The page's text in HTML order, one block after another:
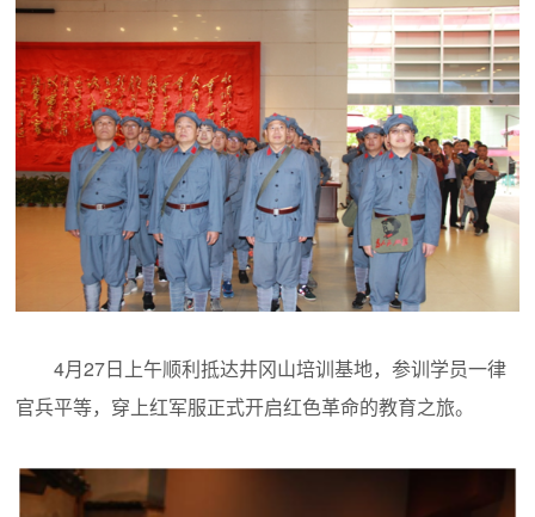
4月27日上午顺利抵达井冈山培训基地，参训学员一律
官兵平等，穿上红军服正式开启红色革命的教育之旅。